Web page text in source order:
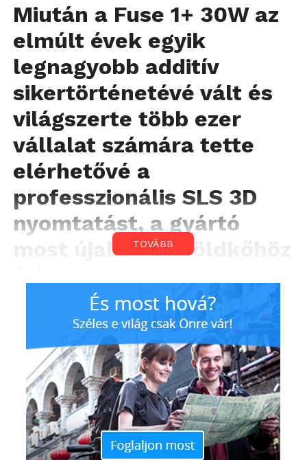
Miután a Fuse 1+ 30W az
elmúlt évek egyik
legnagyobb additív
sikertörténetévé vált és
világszerte több ezer
vállalat számára tette
elérhetővé a
professzionális SLS 3D
nyomtatást, a gyártó
most újabb mérföldkőhöz
TOVÁBB